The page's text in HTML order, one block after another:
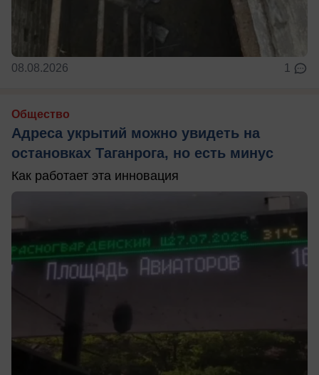
08.08.2026 1
Общество
Адреса укрытий можно увидеть на
остановках Таганрога, но есть минус
Как работает эта инновация